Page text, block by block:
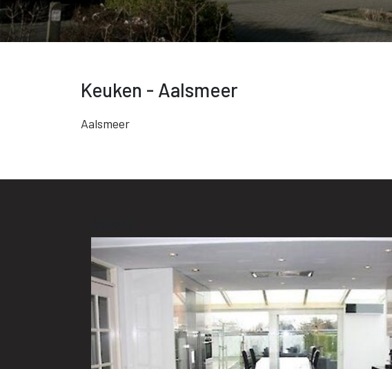
Keuken - Aalsmeer
Aalsmeer